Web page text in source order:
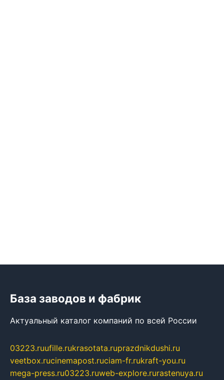
База заводов и фабрик
Актуальный каталог компаний по всей России
03223.ruufille.rukrasotata.ruprazdnikdushi.ru
veetbox.rucinemapost.ruciam-fr.rukraft-you.ru
mega-press.ru03223.ruweb-explore.rurastenuya.ru